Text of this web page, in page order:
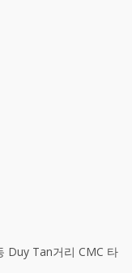
Duy Tan거리 CMC 타